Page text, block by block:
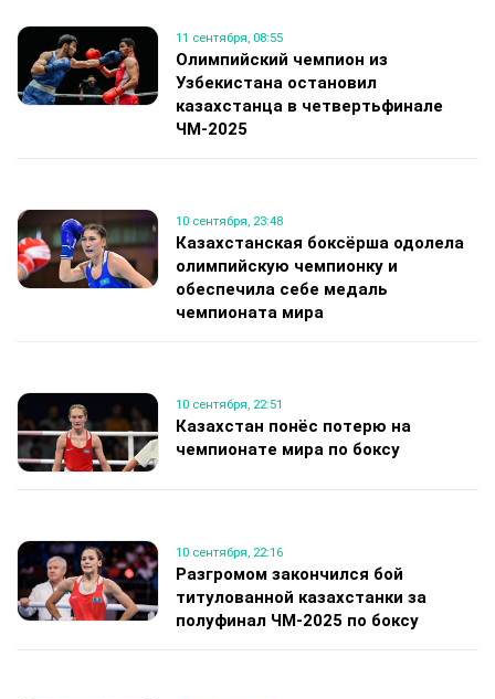
11 сентября, 08:55
Олимпийский чемпион из
Узбекистана остановил
казахстанца в четвертьфинале
ЧМ-2025
10 сентября, 23:48
Казахстанская боксёрша одолела
олимпийскую чемпионку и
обеспечила себе медаль
чемпионата мира
10 сентября, 22:51
Казахстан понёс потерю на
чемпионате мира по боксу
10 сентября, 22:16
Разгромом закончился бой
титулованной казахстанки за
полуфинал ЧМ-2025 по боксу